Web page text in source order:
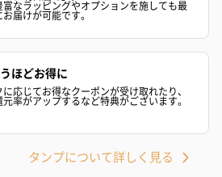
たします。ギフトへの＋αにおすすめ
富なラッピングやオプションを施しても最
届けが可能です。
ほどお得に
応じてお得なクーポンが受け取れたり、
率がアップするなど特典がございます。
タンプについて詳しく見る